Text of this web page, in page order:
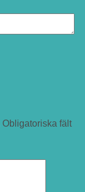
Obligatoriska fält